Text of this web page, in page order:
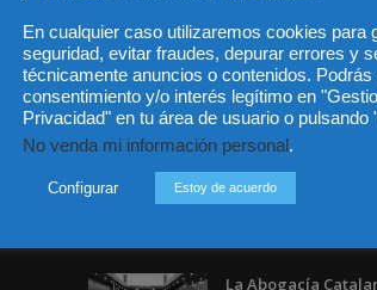
Incluso más noticias
Especialización
qué TBF Abogados
referente en
La Abogacía
En cualquier caso utilizaremos cookies para
seguridad, evitar fraudes, depurar errores y
técnicamente anuncios o contenidos. Podrás
consentimiento y/o interés legítimo en
Privacidad" en tu área de usuario o pulsando
No venda mi información personal.
Configurar Estoy de acuerdo